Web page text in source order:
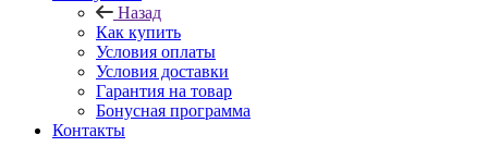
Назад
Как купить
Условия оплаты
Условия доставки
Гарантия на товар
Бонусная программа
Контакты